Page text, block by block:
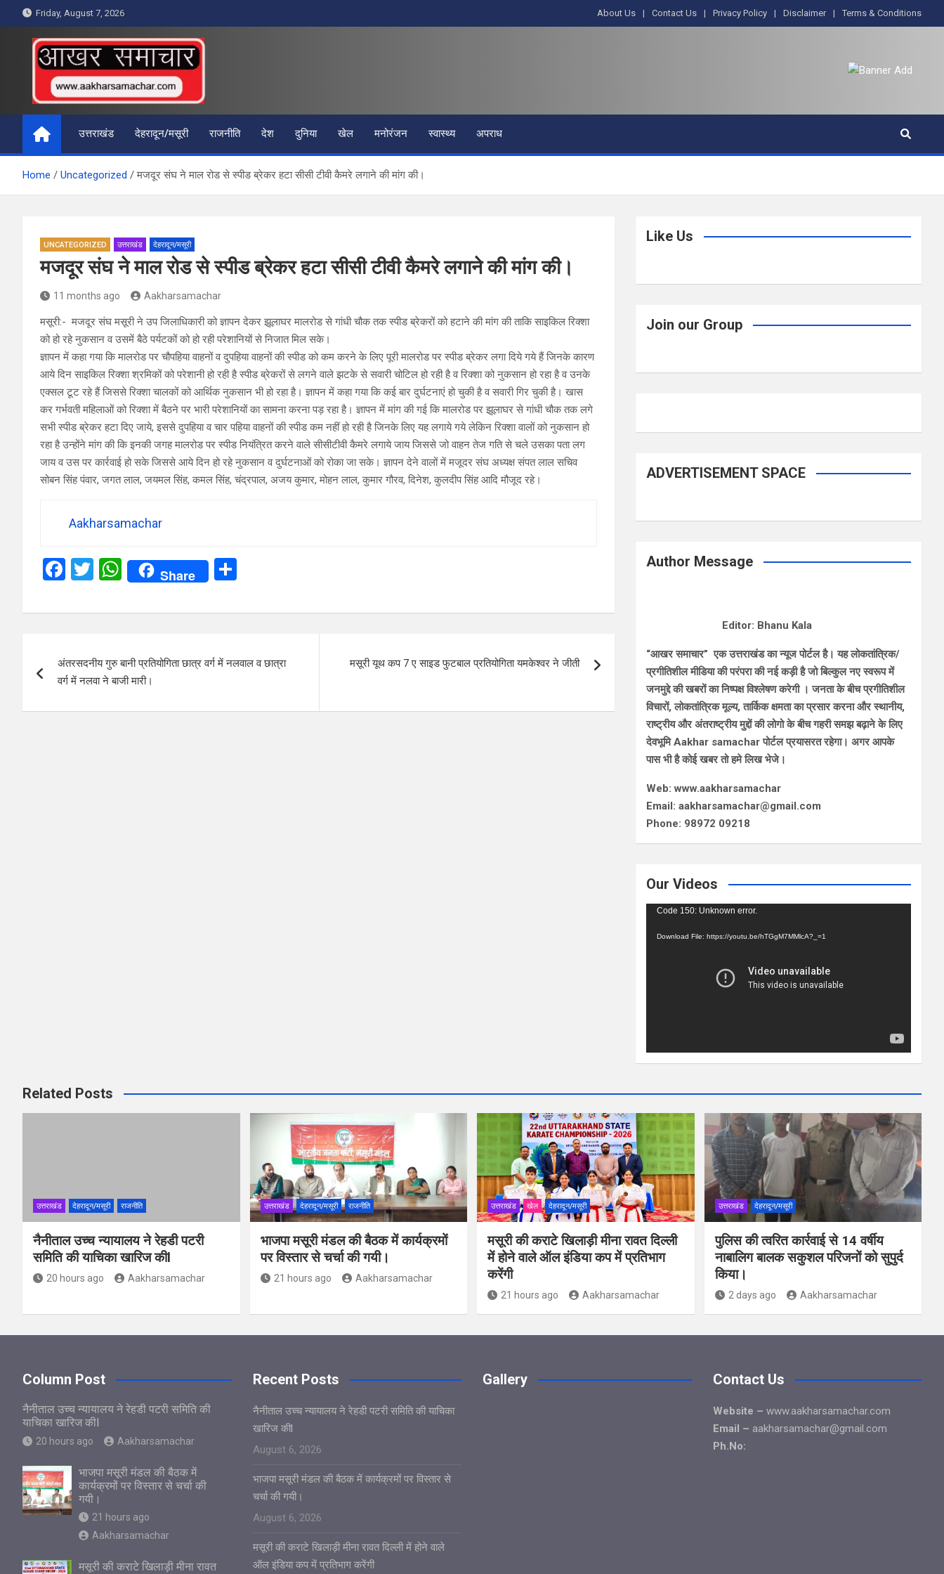
to
content
Friday, August 7, 2026 About Us Contact Us Privacy Policy Disclaimer Terms & Conditions
आखर समाचार
उत्तराखंड देहरादून/मसूरी राजनीति देश दुनिया खेल मनोरंजन स्वास्थ्य अपराध
Home Uncategorized मजदूर संघ ने माल रोड से स्पीड ब्रेकर हटा सीसी टीवी कैमरे लगाने की मांग की।
UNCATEGORIZED उत्तराखंड देहरादून/मसूरी
मजदूर संघ ने माल रोड से स्पीड ब्रेकर हटा सीसी टीवी कैमरे लगाने की मांग की।
11 months ago Aakharsamachar
मसूरी:- मजदूर संघ मसूरी ने उप जिलाधिकारी को ज्ञापन देकर झूलाघर मालरोड से गांधी चौक तक स्पीड ब्रेकरों को हटाने की मांग की ताकि साइकिल रिक्शा
को हो रहे नुकसान व उसमें बैठे पर्यटकों को हो रही परेशानियों से निजात मिल सके।
ज्ञापन में कहा गया कि मालरोड पर चौपहिया वाहनों व दुपहिया वाहनों की स्पीड को कम करने के लिए पूरी मालरोड पर स्पीड ब्रेकर लगा दिये गये हैं जिनके कारण
आये दिन साइकिल रिक्शा श्रमिकों को परेशानी हो रही है स्पीड ब्रेकरों से लगने वाले झटके से सवारी चोटिल हो रही है व रिक्शा को नुकसान हो रहा है व उनके
एक्सल टूट रहे हैं जिससे रिक्शा चालकों को आर्थिक नुकसान भी हो रहा है। ज्ञापन में कहा गया कि कई बार दुर्घटनाएं हो चुकी है व सवारी गिर चुकी है। खास
कर गर्भवती महिलाओं को रिक्शा में बैठने पर भारी परेशानियों का सामना करना पड़ रहा है। ज्ञापन में मांग की गई कि मालरोड पर झूलाघर से गांधी चौक तक लगे
सभी स्पीड ब्रेकर हटा दिए जाये, इससे दुपहिया व चार पहिया वाहनों की स्पीड कम नहीं हो रही है जिनके लिए यह लगाये गये लेकिन रिक्शा वालों को नुकसान हो
रहा है उन्होंने मांग की कि इनकी जगह मालरोड पर स्पीड नियंत्रित करने वाले सीसीटीवी कैमरे लगाये जाय जिससे जो वाहन तेज गति से चले उसका पता लग
जाय व उस पर कार्रवाई हो सके जिससे आये दिन हो रहे नुकसान व दुर्घटनाओं को रोका जा सके। ज्ञापन देने वालों में मजूदर संघ अध्यक्ष संपत लाल सचिव
सोबन सिंह पंवार, जगत लाल, जयमल सिंह, कमल सिंह, चंद्रपाल, अजय कुमार, मोहन लाल, कुमार गौरव, दिनेश, कुलदीप सिंह आदि मौजूद रहे।
Aakharsamachar
F
ce
o
o
k
T
tt
W
h
at
A
p
p
Share
ar
navigation
अंतरसदनीय गुरु बानी प्रतियोगिता छात्र वर्ग में नलवाल व छात्रा
वर्ग में नलवा ने बाजी मारी।
मसूरी यूथ कप 7 ए साइड फुटबाल प्रतियोगिता यमकेश्वर ने जीती
Like Us
Join our Group
ADVERTISEMENT SPACE
Author Message
Editor: Bhanu Kala
“आखर समाचार” एक उत्तराखंड का न्यूज पोर्टल है। यह लोकतांत्रिक/
प्रगीतिशील मीडिया की परंपरा की नई कड़ी है जो बिल्कुल नए स्वरूप में
जनमुद्दे की खबरों का निष्पक्ष विश्लेषण करेगी । जनता के बीच प्रगीतिशील
विचारों, लोकतांत्रिक मूल्य, तार्किक क्षमता का प्रसार करना और स्थानीय,
राष्ट्रीय और अंतराष्ट्रीय मुद्दों की लोगो के बीच गहरी समझ बढ़ाने के लिए
देवभूमि Aakhar samachar पोर्टल प्रयासरत रहेगा। अगर आपके
पास भी है कोई खबर तो हमे लिख भेजे।
Web: www.aakharsamachar
Email: aakharsamachar@gmail.com
Phone: 98972 09218
Our Videos
Video
Code 150: Unknown error.
Download File: https://youtu.be/hTGgM7MMlcA?_=1
Related Posts
उत्तराखंड देहरादून/मसूरी राजनीति
नैनीताल उच्च न्यायालय ने रेहडी पटरी
समिति की याचिका खारिज कीl
20 hours ago Aakharsamachar
उत्तराखंड देहरादून/मसूरी राजनीति
भाजपा मसूरी मंडल की बैठक में कार्यक्रमों
पर विस्तार से चर्चा की गयी।
21 hours ago Aakharsamachar
उत्तराखंड खेल देहरादून/मसूरी
मसूरी की कराटे खिलाड़ी मीना रावत दिल्ली
में होने वाले ऑल इंडिया कप में प्रतिभाग
करेंगी
21 hours ago Aakharsamachar
उत्तराखंड देहरादून/मसूरी
पुलिस की त्वरित कार्रवाई से 14 वर्षीय
नाबालिग बालक सकुशल परिजनों को सुपुर्द
किया।
2 days ago Aakharsamachar
Column Post
नैनीताल उच्च न्यायालय ने रेहडी पटरी समिति की
याचिका खारिज कीl
20 hours ago Aakharsamachar
भाजपा मसूरी मंडल की बैठक में
कार्यक्रमों पर विस्तार से चर्चा की
गयी।
21 hours ago
Aakharsamachar
मसूरी की कराटे खिलाड़ी मीना रावत
Recent Posts
नैनीताल उच्च न्यायालय ने रेहडी पटरी समिति की याचिका
खारिज कीl
August 6, 2026
भाजपा मसूरी मंडल की बैठक में कार्यक्रमों पर विस्तार से
चर्चा की गयी।
August 6, 2026
मसूरी की कराटे खिलाड़ी मीना रावत दिल्ली में होने वाले
ऑल इंडिया कप में प्रतिभाग करेंगी
Gallery Contact Us
Website – www.aakharsamachar.com
Email – aakharsamachar@gmail.com
Ph.No: